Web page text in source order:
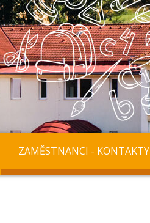
ZAMĚSTNANCI - KONTAKTY